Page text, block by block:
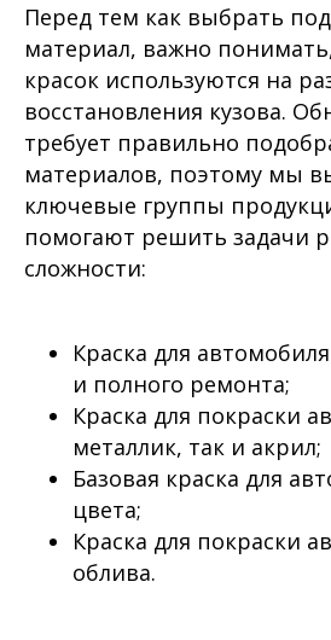
Перед тем как выбрать
материал, важно
красок используются на
восстановления кузова.
требует правильно
материалов, поэтому мы
ключевые группы
помогают решить задачи
сложности:
Краска для
и полного ремонта;
Краска для покраски
металлик, так и акрил;
Базовая краска для
цвета;
Краска для покраски
облива.